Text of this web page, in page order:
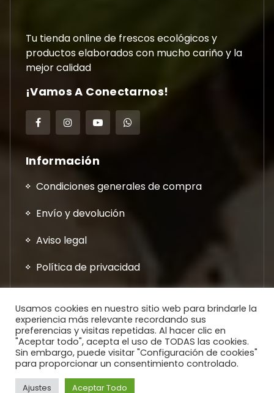
0
Tu tienda online de frescos ecológicos y
productos elaborados con mucho cariño y la
mejor calidad
¡Vamos A Conectarnos!
Información
Condiciones generales de compra
Envío y devolución
Aviso legal
Política de privacidad
Copyright © 2026. Todos los Derechos Reservados.
Usamos cookies en nuestro sitio web para brindarle la
experiencia más relevante recordando sus
preferencias y visitas repetidas. Al hacer clic en
"Aceptar todo", acepta el uso de TODAS las cookies.
Sin embargo, puede visitar "Configuración de cookies"
para proporcionar un consentimiento controlado.
Ajustes Aceptar Todo
0